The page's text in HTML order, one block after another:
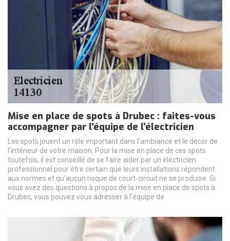
Mise en place de spots à Drubec : faites-vous
accompagner par l’équipe de l’électricien
Les spots jouent un rôle important dans l’ambiance et le décor de
l’intérieur de votre maison. Pour la mise en place de ces spots
toutefois, il est conseillé de se faire aider par un électricien
professionnel pour être certain que leurs installations répondent
aux normes et qu’aucun risque de court-circuit ne se produise. Si
vous avez des questions à propos de la mise en place de spots à
Drubec, vous pouvez vous adresser à l’équipe de .